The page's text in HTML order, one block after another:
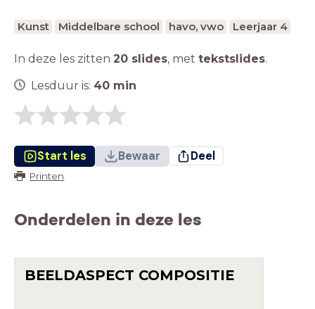
Kunst Middelbare school havo, vwo Leerjaar 4
In deze les zitten 20 slides, met tekstslides.
Lesduur is: 40 min
Start les Bewaar Deel
Printen
Onderdelen in deze les
BEELDASPECT COMPOSITIE